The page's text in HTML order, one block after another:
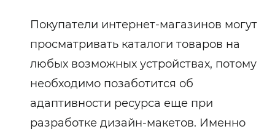
Покупатели интернет-магазинов могут
просматривать каталоги товаров на
любых возможных устройствах, потому
необходимо позаботится об
адаптивности ресурса еще при
разработке дизайн-макетов. Именно